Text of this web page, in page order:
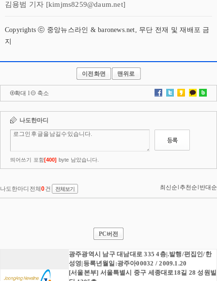
김용범 기자 [kimjms8259@daum.net]
Copyrights ⓒ 중앙뉴스라인 & baronews.net, 무단 전재 및 재배포 금
지
이전화면 맨위로
확대 l 축소
PC버전
광주광역시 남구 대남대로 335 4층|.발행/편집인/한
성영|등록년월일:광주아00032 / 2009.1.20
[서울본부] 서울특별시 중구 세종대로18길 28 성원빌